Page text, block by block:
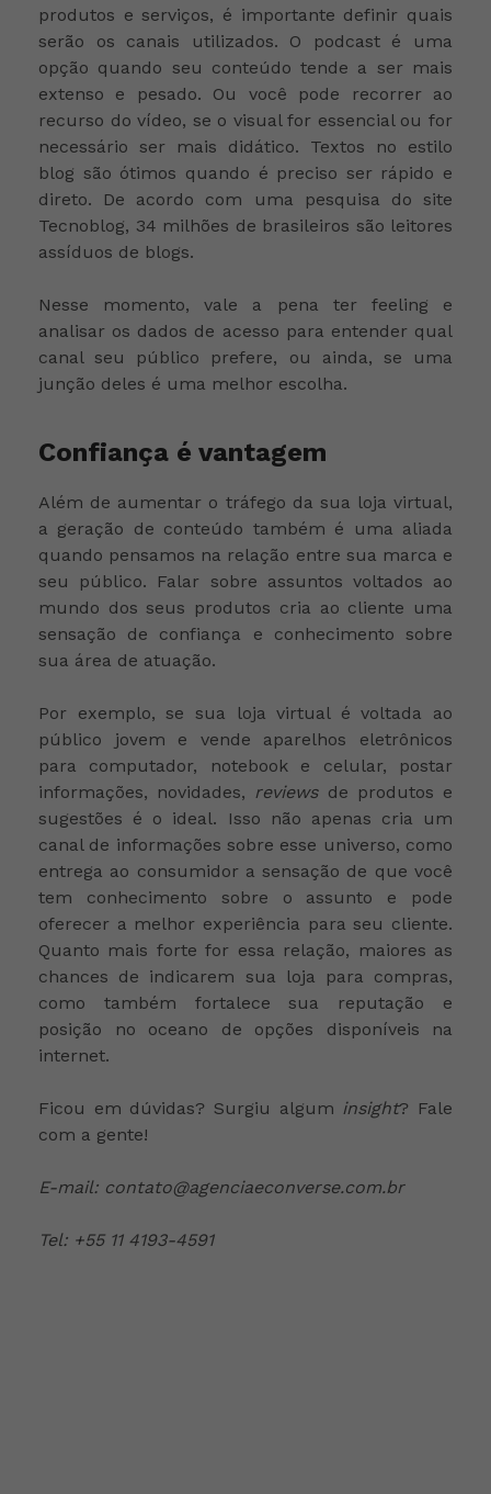
produtos e serviços, é importante definir quais
serão os canais utilizados. O podcast é uma
opção quando seu conteúdo tende a ser mais
extenso e pesado. Ou você pode recorrer ao
recurso do vídeo, se o visual for essencial ou for
necessário ser mais didático. Textos no estilo
blog são ótimos quando é preciso ser rápido e
direto. De acordo com uma pesquisa do site
Tecnoblog, 34 milhões de brasileiros são leitores
assíduos de blogs.
Nesse momento, vale a pena ter feeling e
analisar os dados de acesso para entender qual
canal seu público prefere, ou ainda, se uma
junção deles é uma melhor escolha.
Confiança é vantagem
Além de aumentar o tráfego da sua loja virtual,
a geração de conteúdo também é uma aliada
quando pensamos na relação entre sua marca e
seu público. Falar sobre assuntos voltados ao
mundo dos seus produtos cria ao cliente uma
sensação de confiança e conhecimento sobre
sua área de atuação.
Por exemplo, se sua loja virtual é voltada ao
público jovem e vende aparelhos eletrônicos
para computador, notebook e celular, postar
informações, novidades, reviewsde produtos e
sugestões é o ideal. Isso não apenas cria um
canal de informações sobre esse universo, como
entrega ao consumidor a sensação de que você
tem conhecimento sobre o assunto e pode
oferecer a melhor experiência para seu cliente.
Quanto mais forte for essa relação, maiores as
chances de indicarem sua loja para compras,
como também fortalece sua reputação e
posição no oceano de opções disponíveis na
internet.
Ficou em dúvidas? Surgiu algum insight? Fale
com a gente!
E-mail: contato@agenciaeconverse.com.br
Tel: +55 11 4193-4591